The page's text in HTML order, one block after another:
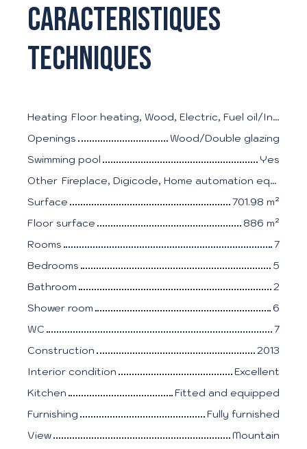
Caracteristiques
techniques
Heating
Floor heating, Wood, Electric, Fuel oil/Individual
Openings
Wood/Double glazing
Swimming pool
Yes
Other
Fireplace, Digicode, Home automation equipment, Electric shutters
Surface
701.98 m²
Floor surface
886 m²
Rooms
7
Bedrooms
5
Bathroom
2
Shower room
6
WC
7
Construction
2013
Interior condition
Excellent
Kitchen
Fitted and equipped
Furnishing
Fully furnished
View
Mountain